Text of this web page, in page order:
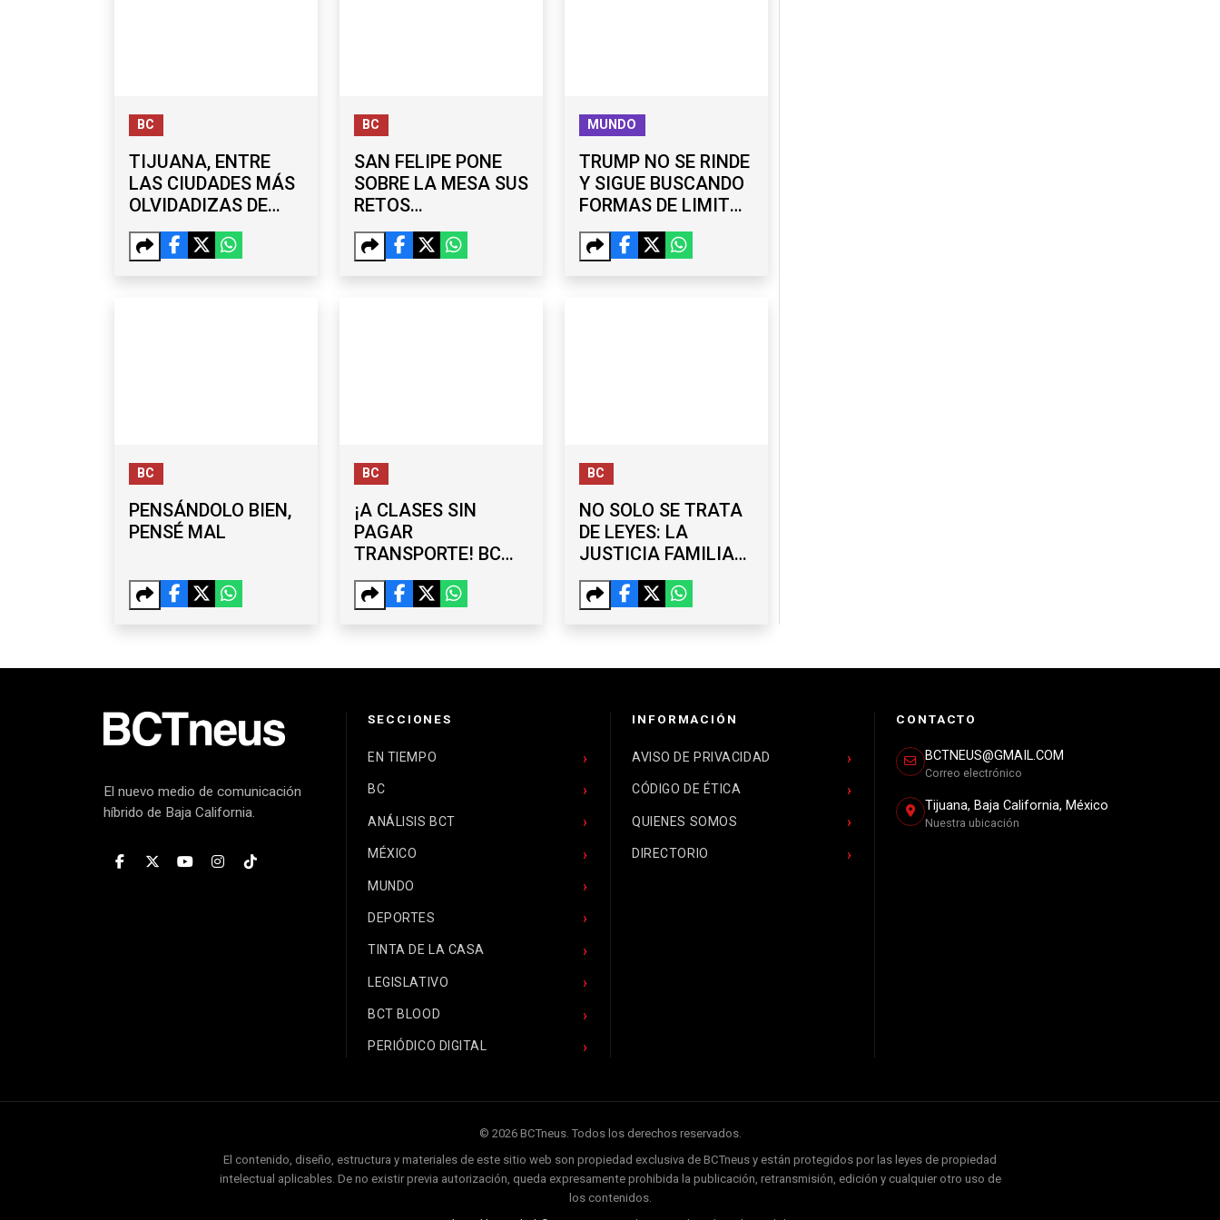
BC
TIJUANA, ENTRE
LAS CIUDADES MÁS
OLVIDADIZAS DE
MÉXICO; ENTRA AL
TOP 5 DE OBJETOS
BC
SAN FELIPE PONE
SOBRE LA MESA SUS
RETOS
ECONÓMICOS ANTE
ISMAEL BURGUEÑO
MUNDO
TRUMP NO SE RINDE
Y SIGUE BUSCANDO
FORMAS DE LIMITAR
CIUDADANÍA POR
NACIMIENTO
BC
PENSÁNDOLO BIEN,
PENSÉ MAL
BC
¡A CLASES SIN
PAGAR
TRANSPORTE! BC
FORTALECE
PROGRAMA PARA
BC
NO SOLO SE TRATA
DE LEYES: LA
JUSTICIA FAMILIAR
EN BC SEGUIRÁ
CONTANDO CON
El nuevo medio de comunicación
híbrido de Baja California.
SECCIONES
EN TIEMPO
BC
ANÁLISIS BCT
MÉXICO
MUNDO
DEPORTES
TINTA DE LA CASA
LEGISLATIVO
BCT BLOOD
PERIÓDICO DIGITAL
INFORMACIÓN
AVISO DE PRIVACIDAD
CÓDIGO DE ÉTICA
QUIENES SOMOS
DIRECTORIO
CONTACTO
BCTNEUS@GMAIL.COM
Correo electrónico
Tijuana, Baja California, México
Nuestra ubicación
© 2026 BCTneus. Todos los derechos reservados.
El contenido, diseño, estructura y materiales de este sitio web son propiedad exclusiva de BCTneus y están protegidos por las leyes de propiedad
intelectual aplicables. De no existir previa autorización, queda expresamente prohibida la publicación, retransmisión, edición y cualquier otro uso de
los contenidos.